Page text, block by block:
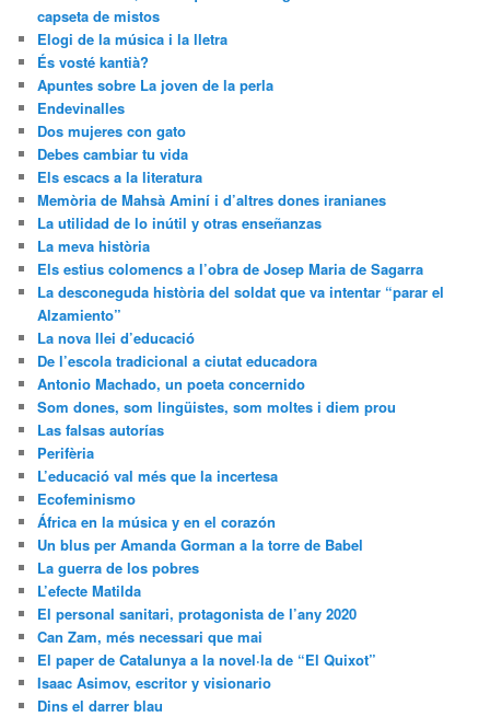
capseta de mistos
Elogi de la música i la lletra
És vosté kantià?
Apuntes sobre La joven de la perla
Endevinalles
Dos mujeres con gato
Debes cambiar tu vida
Els escacs a la literatura
Memòria de Mahsà Aminí i d’altres dones iranianes
La utilidad de lo inútil y otras enseñanzas
La meva història
Els estius colomencs a l’obra de Josep Maria de Sagarra
La desconeguda història del soldat que va intentar “parar el
Alzamiento”
La nova llei d’educació
De l’escola tradicional a ciutat educadora
Antonio Machado, un poeta concernido
Som dones, som lingüistes, som moltes i diem prou
Las falsas autorías
Perifèria
L’educació val més que la incertesa
Ecofeminismo
África en la música y en el corazón
Un blus per Amanda Gorman a la torre de Babel
La guerra de los pobres
L’efecte Matilda
El personal sanitari, protagonista de l’any 2020
Can Zam, més necessari que mai
El paper de Catalunya a la novel·la de “El Quixot”
Isaac Asimov, escritor y visionario
Dins el darrer blau